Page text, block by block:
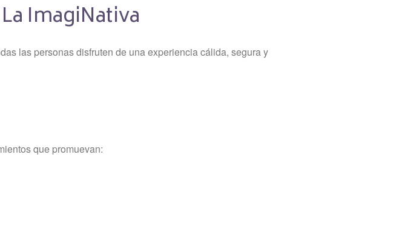
ImagiNativa
las personas disfruten de una experiencia cálida, segura y
que promuevan: